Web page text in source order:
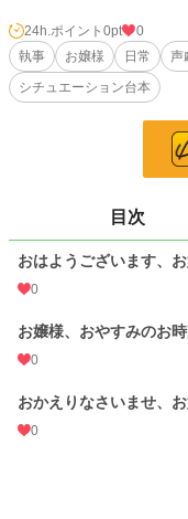
・使用許可は不要ですが、
ておりません。必ず作者名の
名の記載が無い場合には台本
・語尾変更や方言などの多少
世界観をぶち壊すようなアレ
その他の詳細は【作品を使用
228,619 位 /
7,914 位 / 7,914
お気に入り 2
24h.ポイント
文字数 951
初回公開日時 2022.02.06
24h.ポイント 0pt
0
執事
お嬢様 日常 声
シチュエーション台本
目次
おはようございます、
0
お嬢様、おやすみのお
0
おかえりなさいませ、
0